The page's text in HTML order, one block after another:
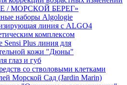
/ МОРСКОЙ БЕРЕГ»
наборы Algologie
линия с ALGO4
комплексом
Sensi Plus линия для
кожи "Дюны"
глаз и губ
со стволовыми клетками
Морской Сад (Jardin Marin)